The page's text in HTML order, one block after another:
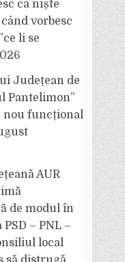
ca niște
vorbesc
li se
Județean de
Pantelimon”
nou funcțional
AUR
de modul în
– PNL –
local